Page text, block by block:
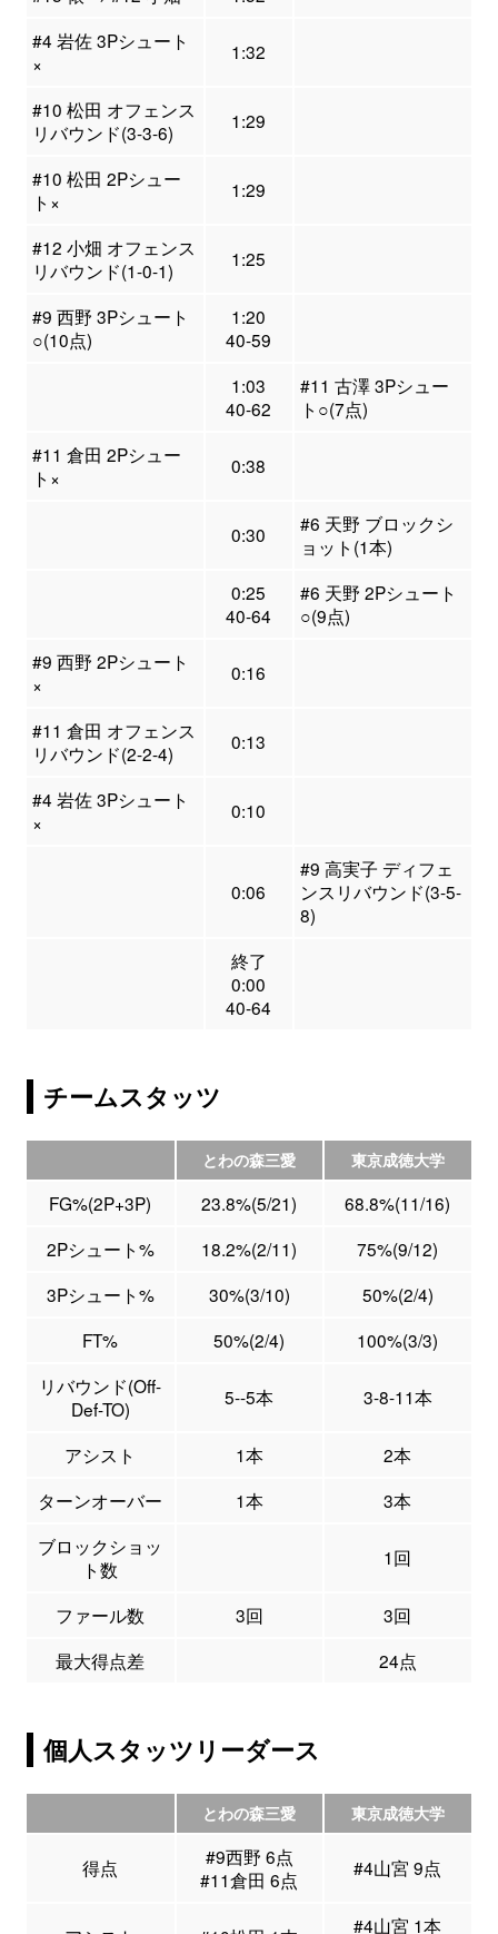
#4 岩佐 3Pシュート
×
1:32
#10 松田 オフェンス
リバウンド(3-3-6)
1:29
#10 松田 2Pシュー
ト×
1:29
#12 小畑 オフェンス
リバウンド(1-0-1)
1:25
#9 西野 3Pシュート
○(10点)
1:20
40-59
1:03
40-62
#11 古澤 3Pシュー
ト○(7点)
#11 倉田 2Pシュー
ト×
0:38
0:30
#6 天野 ブロックシ
ョット(1本)
0:25
40-64
#6 天野 2Pシュート
○(9点)
#9 西野 2Pシュート
×
0:16
#11 倉田 オフェンス
リバウンド(2-2-4)
0:13
#4 岩佐 3Pシュート
×
0:10
0:06
#9 高実子 ディフェ
ンスリバウンド(3-5-
8)
終了
0:00
40-64
チームスタッツ
とわの森三愛 東京成徳大学
FG%(2P+3P) 23.8%(5/21)
68.8%(11/16)
2Pシュート%
18.2%(2/11)
75%(9/12)
3Pシュート%
30%(3/10)
50%(2/4)
FT%
50%(2/4)
100%(3/3)
リバウンド(Off-
Def-TO)
5--5本 3-8-11本
アシスト 1本
2本
ターンオーバー
1本
3本
ブロックショッ
ト数
1回
ファール数 3回
3回
最大得点差
24点
個人スタッツリーダース
とわの森三愛 東京成徳大学
得点
#9西野 6点
#11倉田 6点
#4山宮 9点
#4山宮 1本